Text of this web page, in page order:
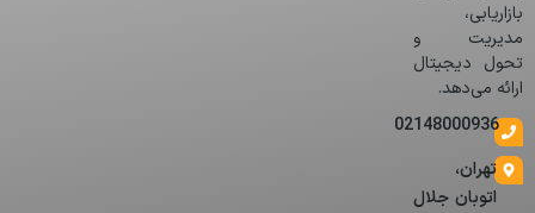
بازاریابی،
مدیریت و
تحول دیجیتال
ارائه می‌دهد.
02148000936
تهران،
اتوبان جلال